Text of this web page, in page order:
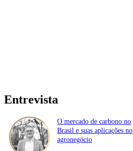
Entrevista
O mercado de carbono no
Brasil e suas aplicações no
agronegócio